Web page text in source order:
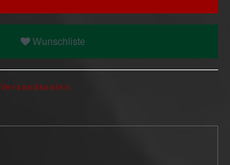
Wunschliste
Versandkosten